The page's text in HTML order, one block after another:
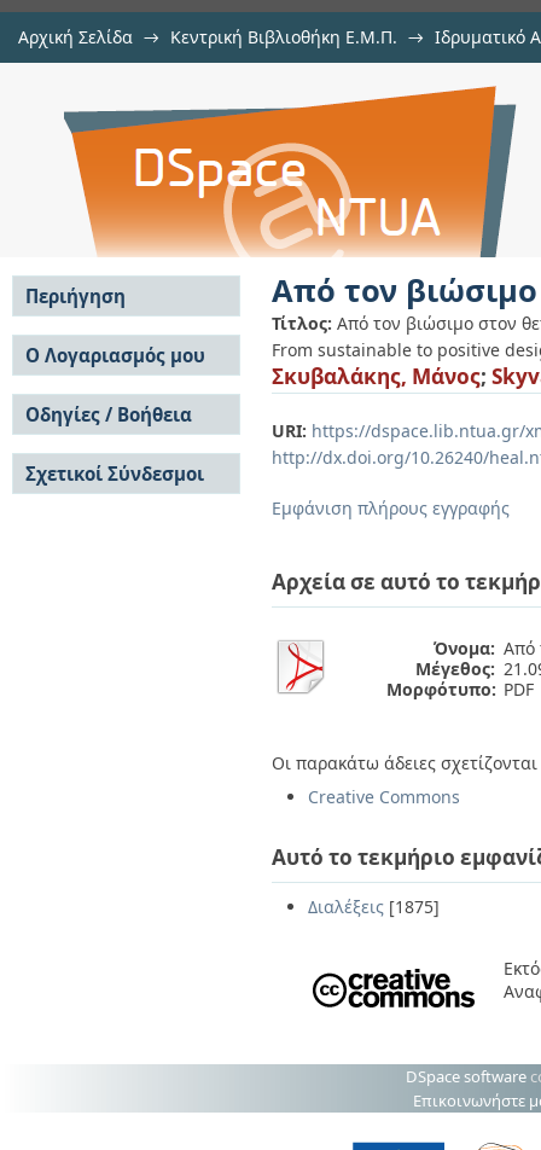
Αρχική Σελίδα → Κεντρική Βιβλιοθήκη Ε.Μ.Π. → Ιδρυματικό
Από τον βιώσιμο στον θετικό
Από τον
Τίτλος: Από τον βιώσιμο στον
From sustainable to positive
Σκυβαλάκης, Μάνος;
URI: https://dspace.lib.ntua.gr/
http://dx.doi.org/10.26240/
Εμφάνιση πλήρους εγγραφής
Αρχεία σε αυτό το
Όνομα: Από
Μέγεθος:
Μορφότυπο: PDF
Οι παρακάτω άδειες
Creative Commons
Αυτό το τεκμήριο
Διαλέξεις [1875]
Περιήγηση
Σε όλο το DSpace
Κοινότητες & Συλλογές
Ανά Ημερομηνία
Έκδοσης
Συγγραφείς
Τίτλοι
Θέματα
Ο Λογαριασμός μου
Σύνδεση
Εγγραφή
Οδηγίες / Βοήθεια
Οδηγίες Υποβολής
Οδηγίες Χρήσης ΙΑ
Συχνές Ερωτήσεις
Σχετικοί Σύνδεσμοι
DSpace software
Επικοινωνήστε